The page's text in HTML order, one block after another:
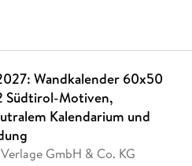
Wandkalender 60x50
Südtirol-Motiven,
Kalendarium und
GmbH & Co. KG